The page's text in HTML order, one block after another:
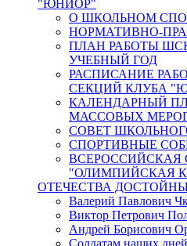
"ЮНИОР"
О ШКОЛЬНОМ
НОРМАТИВНО-
ПЛАН РАБОТЫ ШСК
УЧЕБНЫЙ ГОД
РАСПИСАНИЕ
СЕКЦИЙ КЛУБА
КАЛЕНДАРНЫЙ
МАССОВЫХ
СОВЕТ
СПОРТИВНЫЕ
"ОЛИМПИЙСКАЯ
ОТЕЧЕСТВА
Валерий Павлович
Виктор Петрович
Андрей Борисович
Солдатам наших